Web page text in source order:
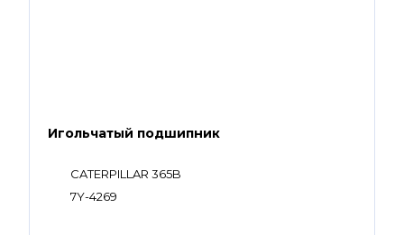
Игольчатый подшипник
CATERPILLAR 365B
7Y-4269